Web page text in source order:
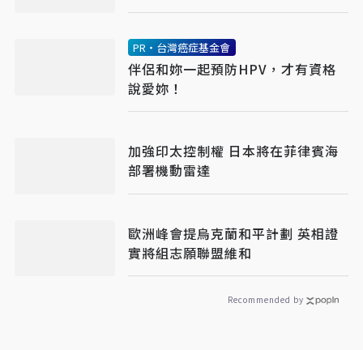
PR・台灣癌症基金會
伴侶和妳一起預防HPV，才有資格
說愛妳！
加強印太控制權 日本將在菲律賓海
部署機動雷達
歐洲峰會提烏克蘭和平計劃 英相證
實將組志願聯盟維和
Recommended by